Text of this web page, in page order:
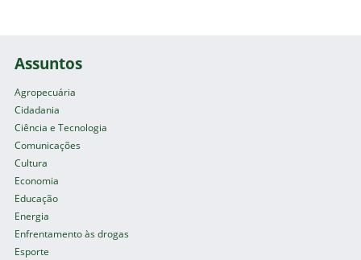
Assuntos
Agropecuária
Cidadania
Ciência e Tecnologia
Comunicações
Cultura
Economia
Educação
Energia
Enfrentamento às drogas
Esporte